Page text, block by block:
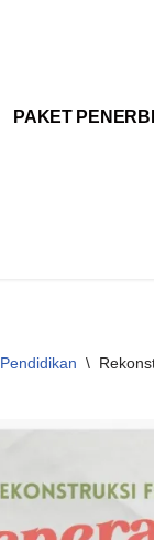
PAKET
Pendidikan \